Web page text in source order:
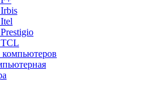
компьютеров